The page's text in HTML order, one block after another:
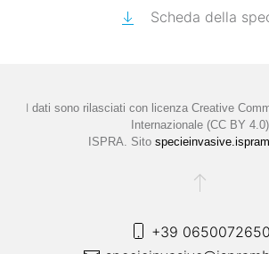
Scheda della
I dati sono rilasciati con licenza Creative
Internazionale (CC BY 4.0)
ISPRA. Sito
+39 0650072650